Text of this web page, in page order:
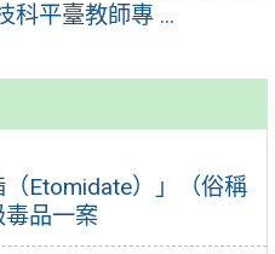
Etomidate）」（俗稱
品一案
科平臺教師專 ...